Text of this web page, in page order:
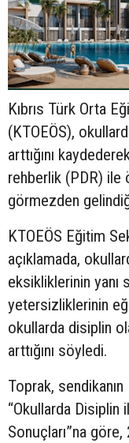
Kıbrıs Türk Orta
(KTOEÖS),
arttığını
rehberlik (PDR) ile
görmezden
KTOEÖS Eğitim
açıklamada,
eksikliklerinin yanı
yetersizliklerinin
okullarda disiplin
arttığını söyledi.
Toprak, sendikanın
“Okullarda Disiplin
Sonuçları”na